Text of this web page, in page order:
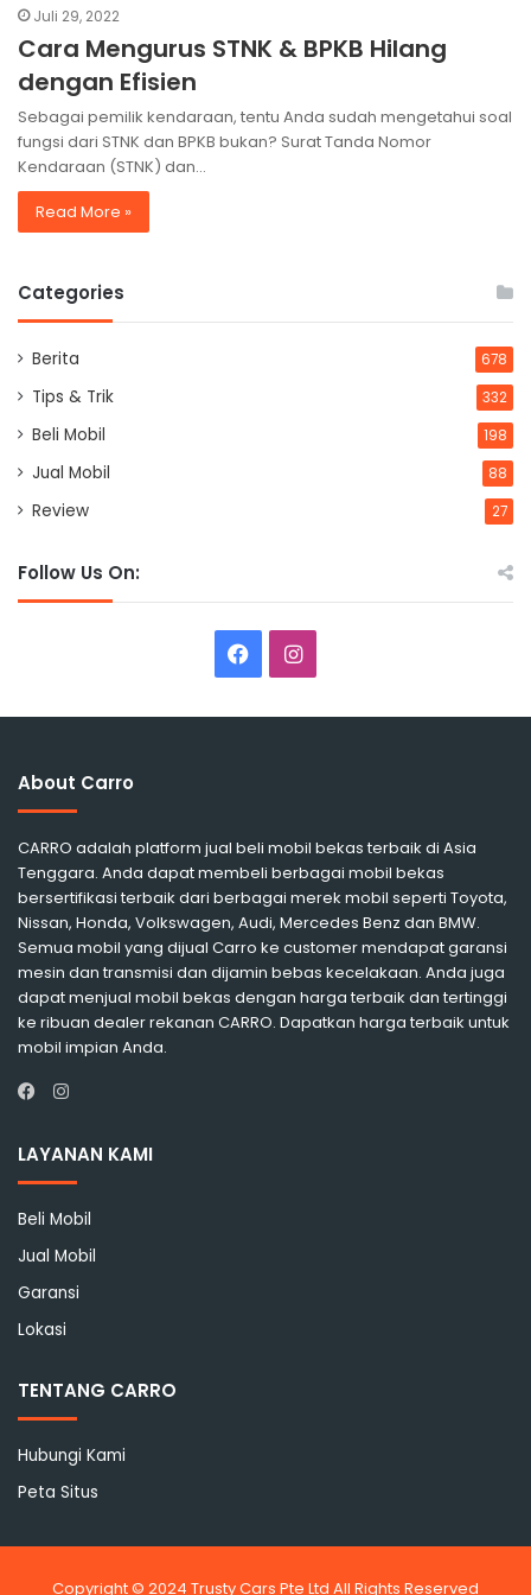
Juli 29, 2022
Cara Mengurus STNK & BPKB Hilang
dengan Efisien
Sebagai pemilik kendaraan, tentu Anda sudah mengetahui soal
fungsi dari STNK dan BPKB bukan? Surat Tanda Nomor
Kendaraan (STNK) dan…
Read More »
Categories
Berita 678
Tips & Trik 332
Beli Mobil 198
Jual Mobil 88
Review 27
Follow Us On:
FacebookInstagram
About Carro
CARRO adalah platform jual beli mobil bekas terbaik di Asia
Tenggara. Anda dapat membeli berbagai mobil bekas
bersertifikasi terbaik dari berbagai merek mobil seperti Toyota,
Nissan, Honda, Volkswagen, Audi, Mercedes Benz dan BMW.
Semua mobil yang dijual Carro ke customer mendapat garansi
mesin dan transmisi dan dijamin bebas kecelakaan. Anda juga
dapat menjual mobil bekas dengan harga terbaik dan tertinggi
ke ribuan dealer rekanan CARRO. Dapatkan harga terbaik untuk
mobil impian Anda.
Instagram
LAYANAN KAMI
Beli Mobil
Jual Mobil
Garansi
Lokasi
TENTANG CARRO
Hubungi Kami
Peta Situs
Copyright © 2024 Trusty Cars Pte Ltd All Rights Reserved